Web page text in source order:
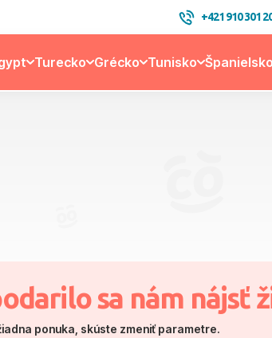
+421 910 301
Turecko Grécko Tunisko Španielsko
sa nám nájsť
ponuka, skúste zmeniť parametre.